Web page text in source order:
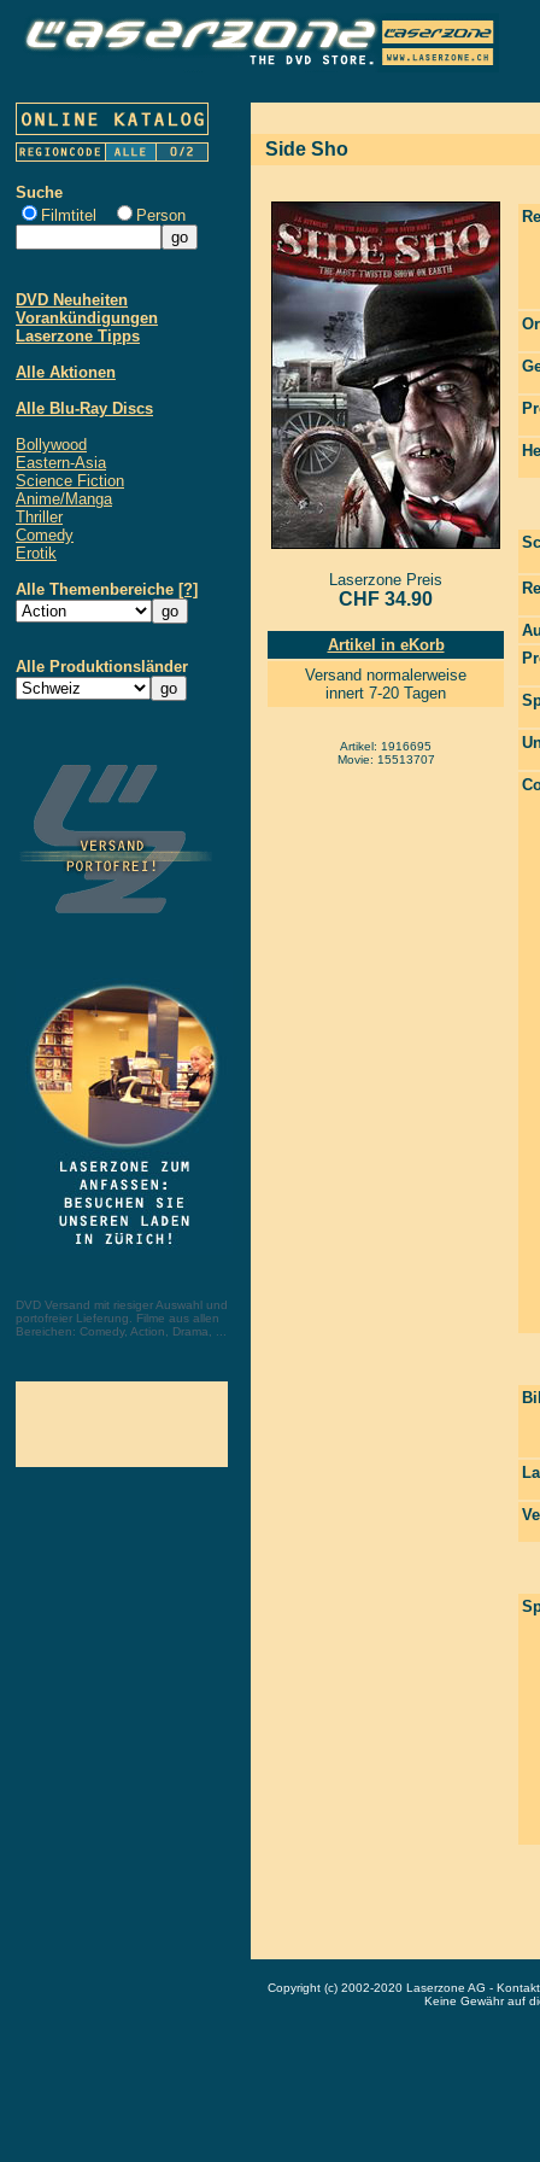
Suche
Filmtitel
Person
DVD Neuheiten
Vorankündigungen
Laserzone Tipps
Alle Aktionen
Alle Blu-Ray Discs
Bollywood
Eastern-Asia
Science Fiction
Anime/Manga
Thriller
Comedy
Erotik
Alle Themenbereiche [?]
Alle Produktionsländer
DVD Versand mit riesiger Auswahl und
portofreier Lieferung. Filme aus allen
Bereichen: Comedy, Action, Drama, ...
Side Sho
Laserzone Preis
CHF 34.90
Artikel in eKorb
Versand normalerweise
innert 7-20 Tagen
Artikel: 1916695
Movie: 15513707
Copyright (c) 2002-2020 Laserzone AG -
Keine Gewähr auf